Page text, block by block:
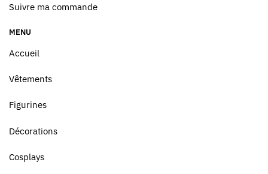
Suivre ma commande
MENU
Accueil
Vêtements
Figurines
Décorations
Cosplays